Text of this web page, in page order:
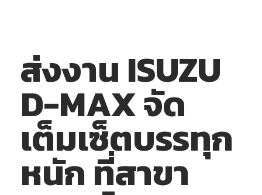
ส่งงาน ISUZU
D-MAX จัด
เต็มเซ็ตบรรทุก
หนัก ที่สาขา